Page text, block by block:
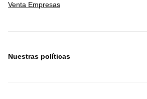
Venta Empresas
Nuestras políticas